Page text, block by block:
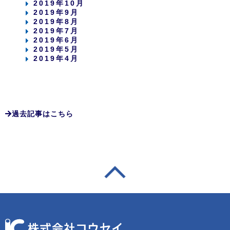
2019年10月
2019年9月
2019年8月
2019年7月
2019年6月
2019年5月
2019年4月
過去記事はこちら